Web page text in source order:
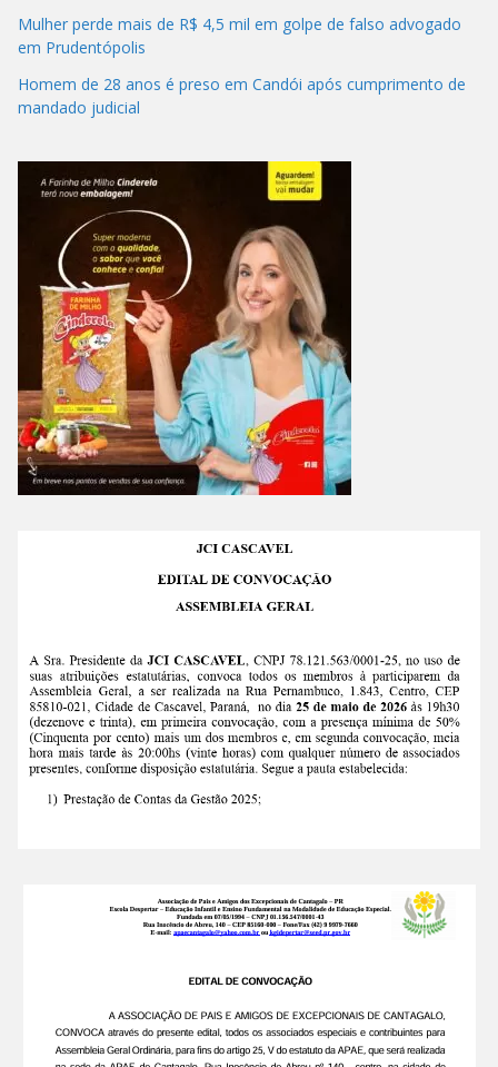
Mulher perde mais de R$ 4,5 mil em golpe de falso advogado
em Prudentópolis
Homem de 28 anos é preso em Candói após cumprimento de
mandado judicial